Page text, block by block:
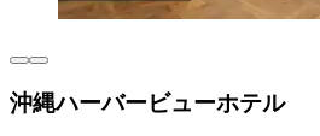
沖縄ハーバービューホテル